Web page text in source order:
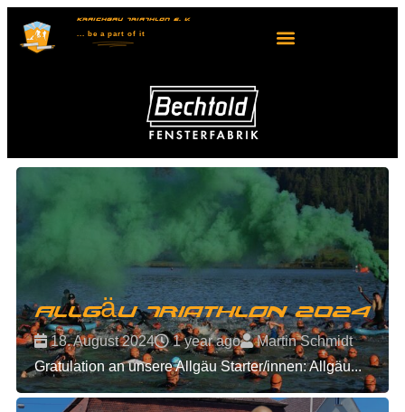
KRAICHGAU TRIATHLON E. V.
... bea part of it
Allgäu Triathlon 2024
18. August 2024
1 year ago
Martin Schmidt
Gratulation an unsere Allgäu Starter/innen: Allgäu...